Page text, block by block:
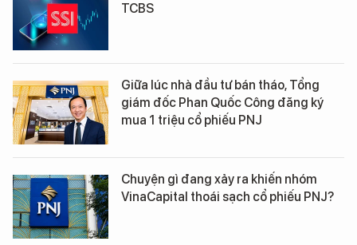
TCBS
Giữa lúc nhà đầu tư bán tháo, Tổng
giám đốc Phan Quốc Công đăng ký
mua 1 triệu cổ phiếu PNJ
Chuyện gì đang xảy ra khiến nhóm
VinaCapital thoái sạch cổ phiếu PNJ?